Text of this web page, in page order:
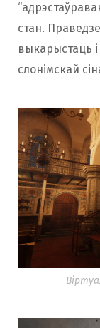
стан.
выкарыстаць
слонімскай